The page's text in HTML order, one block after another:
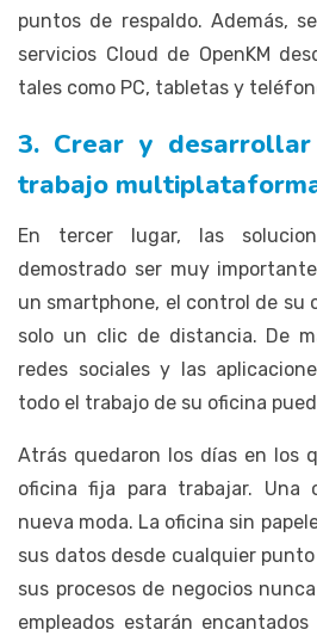
puntos de respaldo. Además,
servicios Cloud de OpenKM
tales como PC, tabletas y
3. Crear y
trabajo
En tercer lugar, las
demostrado ser muy
un smartphone, el control de su
solo un clic de distancia. De
redes sociales y las
todo el trabajo de su oficina
Atrás quedaron los días en los
oficina fija para trabajar. Una
nueva moda. La oficina sin
sus datos desde cualquier
sus procesos de negocios
empleados estarán